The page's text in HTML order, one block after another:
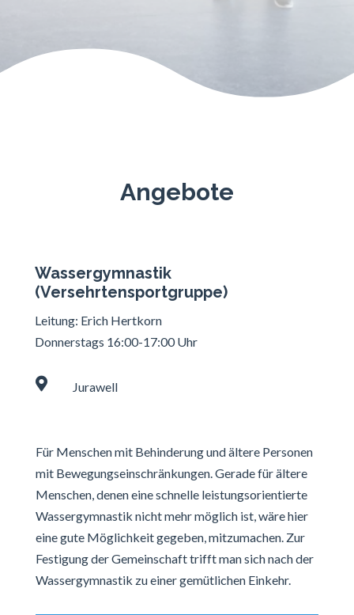
Angebote
Wassergymnastik
(Versehrtensportgruppe)
Leitung: Erich Hertkorn
Donnerstags 16:00-17:00 Uhr
 Jurawell
Für Menschen mit Behinderung und ältere Personen
mit Bewegungseinschränkungen. Gerade für ältere
Menschen, denen eine schnelle leistungsorientierte
Wassergymnastik nicht mehr möglich ist, wäre hier
eine gute Möglichkeit gegeben, mitzumachen. Zur
Festigung der Gemeinschaft trifft man sich nach der
Wassergymnastik zu einer gemütlichen Einkehr.